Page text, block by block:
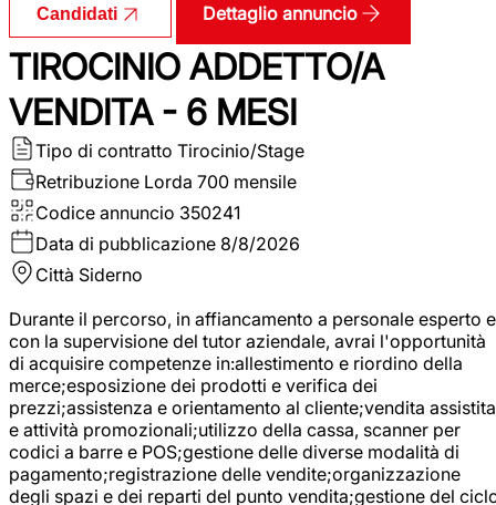
Candidati Dettaglio annuncio
TIROCINIO ADDETTO/A
VENDITA - 6 MESI
Tipo di contratto Tirocinio/Stage
Retribuzione Lorda 700 mensile
Codice annuncio 350241
Data di pubblicazione 8/8/2026
Città Siderno
Durante il percorso, in affiancamento a personale esperto e
con la supervisione del tutor aziendale, avrai l'opportunità
di acquisire competenze in:allestimento e riordino della
merce;esposizione dei prodotti e verifica dei
prezzi;assistenza e orientamento al cliente;vendita assistita
e attività promozionali;utilizzo della cassa, scanner per
codici a barre e POS;gestione delle diverse modalità di
pagamento;registrazione delle vendite;organizzazione
degli spazi e dei reparti del punto vendita;gestione del